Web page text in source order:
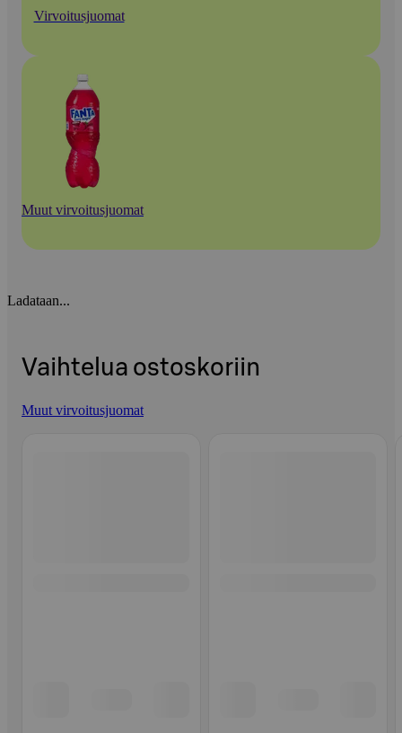
Virvoitusjuomat
Muut virvoitusjuomat
Ladataan...
Vaihtelua ostoskoriin
Muut virvoitusjuomat